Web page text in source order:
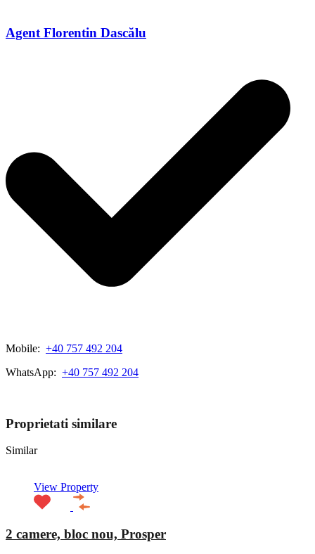
Agent Florentin Dascălu
Mobile: +40 757 492 204
WhatsApp: +40 757 492 204
Proprietati similare
Similar
View Property
2 camere, bloc nou, Prosper